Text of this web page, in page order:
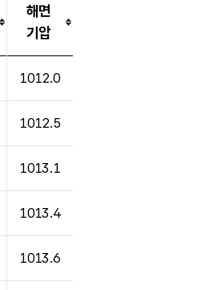
해면
기압
1012.0
1012.5
1013.1
1013.4
1013.6